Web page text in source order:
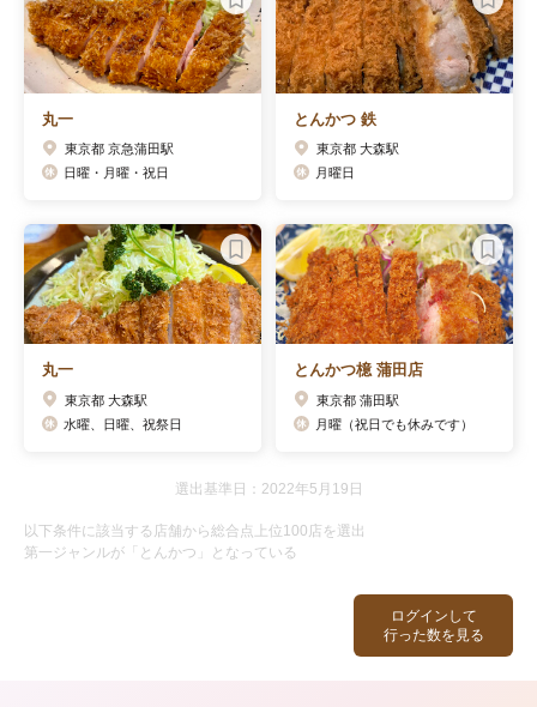
ログインして
行った数を見る
丸一
東京都 京急蒲田駅
日曜・月曜・祝日
とんかつ 鉄
東京都 大森駅
月曜日
丸一
東京都 大森駅
水曜、日曜、祝祭日
とんかつ檍 蒲田店
東京都 蒲田駅
月曜（祝日でも休みです）
選出基準日：2022年5月19日
以下条件に該当する店舗から総合点上位100店を選出
第一ジャンルが「とんかつ」となっている